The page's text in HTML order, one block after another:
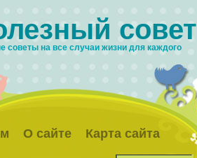
совет
советы на все случаи жизни для каждого
О сайте Карта сайта